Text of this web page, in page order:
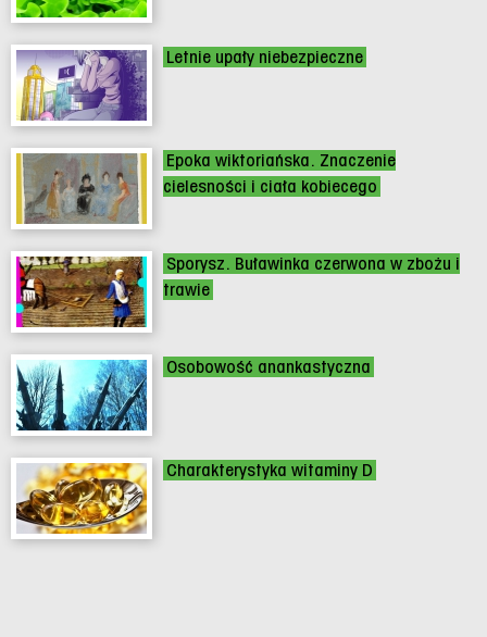
Letnie upały niebezpieczne
Epoka wiktoriańska. Znaczenie
cielesności i ciała kobiecego
Sporysz. Buławinka czerwona w zbożu i
trawie
Osobowość anankastyczna
Charakterystyka witaminy D